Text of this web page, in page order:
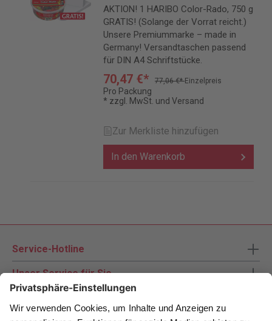
Fenster, Pack: 250 Stück +
HARIBO Color-Rado GRATIS
AKTION! 1 HARIBO Color-Rado, 750 g
GRATIS! (Solange der Vorrat reicht.)
Unsere Premiummarke – made in
Germany! Versandtaschen passend
für DIN A4 Schriftstücke.
70,47 €* 77,06 €*Einzelpreis
Pro Packung
* zzgl. MwSt. und Versand
Zur Merkliste hinzufügen
In den Warenkorb
Service-Hotline
Unser Service für Sie
Zahlungsarten